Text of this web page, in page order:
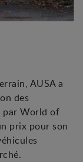
AUSA a
des
par World of
prix pour son